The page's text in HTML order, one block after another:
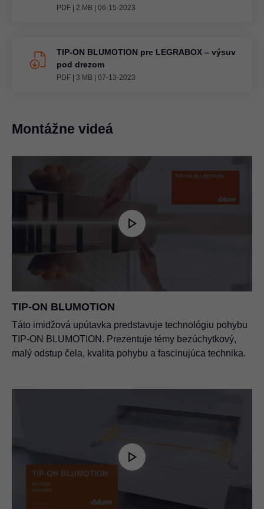
PDF | 2 MB | 06-15-2023
TIP-ON BLUMOTION pre LEGRABOX – výsuv
pod drezom
PDF | 3 MB | 07-13-2023
Montážne videá
TIP-ON BLUMOTION
Táto imidžová upútavka predstavuje technológiu pohybu
TIP-ON BLUMOTION. Prezentuje témy bezúchytkový,
malý odstup čela, kvalita pohybu a fascinujúca technika.